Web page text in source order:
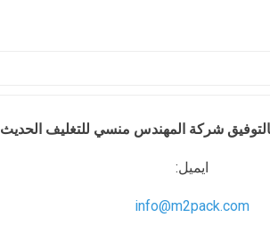
بالتوفيق شركة المهندس منسي للتغليف الحديث
ايميل:
info@m2pack.com